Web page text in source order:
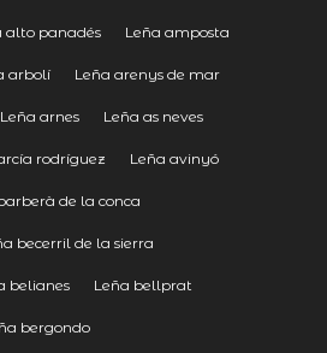
alto panadés Leña amposta
arbolí Leña arenys de mar
Leña arnes Leña as neves
rodríguez Leña avinyó
de la conca
becerril de la sierra
belianes Leña bellprat
bergondo